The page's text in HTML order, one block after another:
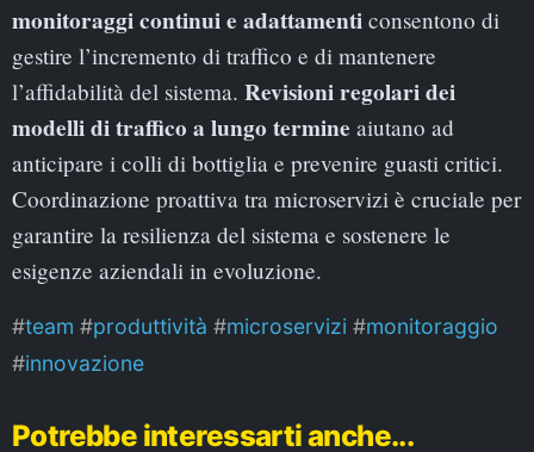
monitoraggi continui e adattamenti consentono di
gestire l’incremento di traffico e di mantenere
l’affidabilità del sistema. Revisioni regolari dei
modelli di traffico a lungo termine aiutano ad
anticipare i colli di bottiglia e prevenire guasti critici.
Coordinazione proattiva tra microservizi è cruciale per
garantire la resilienza del sistema e sostenere le
esigenze aziendali in evoluzione.
team produttività microservizi
monitoraggio
innovazione
Potrebbe interessarti anche...